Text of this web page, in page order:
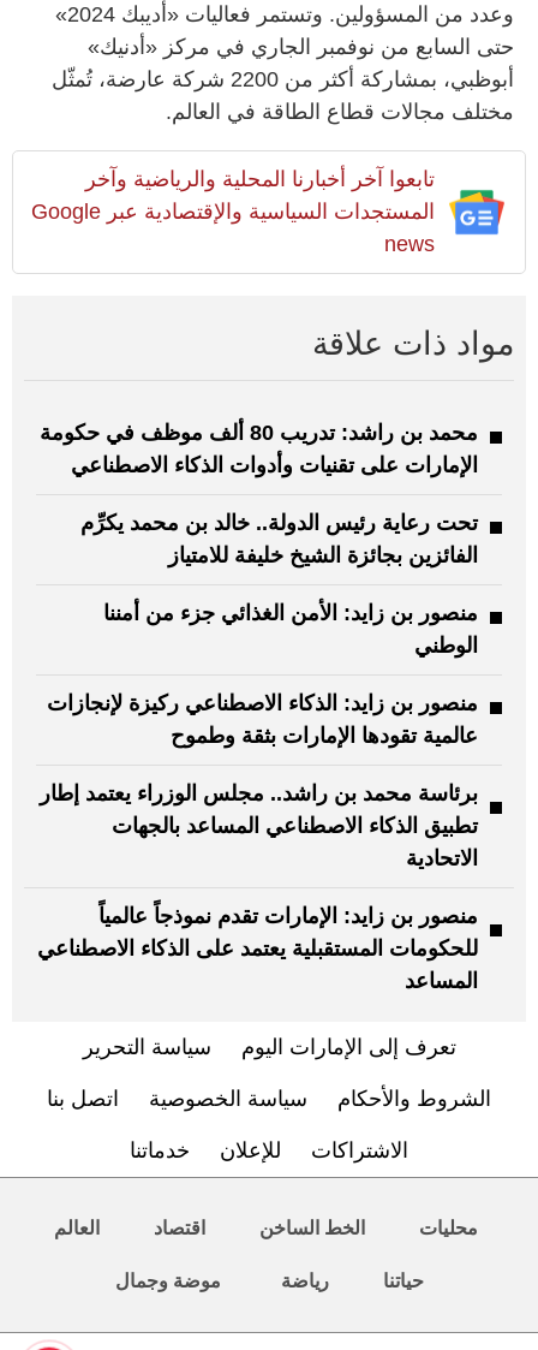
وعدد من المسؤولين. وتستمر فعاليات «أديبك 2024»
حتى السابع من نوفمبر الجاري في مركز «أدنيك»
أبوظبي، بمشاركة أكثر من 2200 شركة عارضة، تُمثّل
مختلف مجالات قطاع الطاقة في العالم.
تابعوا آخر أخبارنا المحلية والرياضية وآخر
المستجدات السياسية والإقتصادية عبر Google
news
مواد ذات علاقة
محمد بن راشد: تدريب 80 ألف موظف في حكومة
الإمارات على تقنيات وأدوات الذكاء الاصطناعي
تحت رعاية رئيس الدولة.. خالد بن محمد يكرِّم
الفائزين بجائزة الشيخ خليفة للامتياز
منصور بن زايد: الأمن الغذائي جزء من أمننا
الوطني
منصور بن زايد: الذكاء الاصطناعي ركيزة لإنجازات
عالمية تقودها الإمارات بثقة وطموح
برئاسة محمد بن راشد.. مجلس الوزراء يعتمد إطار
تطبيق الذكاء الاصطناعي المساعد بالجهات
الاتحادية
منصور بن زايد: الإمارات تقدم نموذجاً عالمياً
للحكومات المستقبلية يعتمد على الذكاء الاصطناعي
المساعد
تعرف إلى الإمارات اليوم سياسة التحرير
الشروط والأحكام سياسة الخصوصية اتصل بنا
الاشتراكات للإعلان خدماتنا
محليات الخط الساخن اقتصاد العالم
حياتنا رياضة موضة وجمال